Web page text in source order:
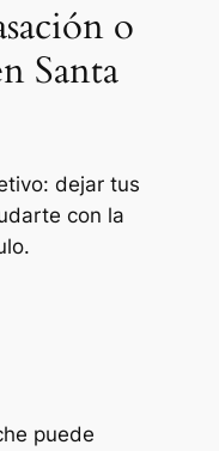
o
Santa
dejar tus
con la
puede